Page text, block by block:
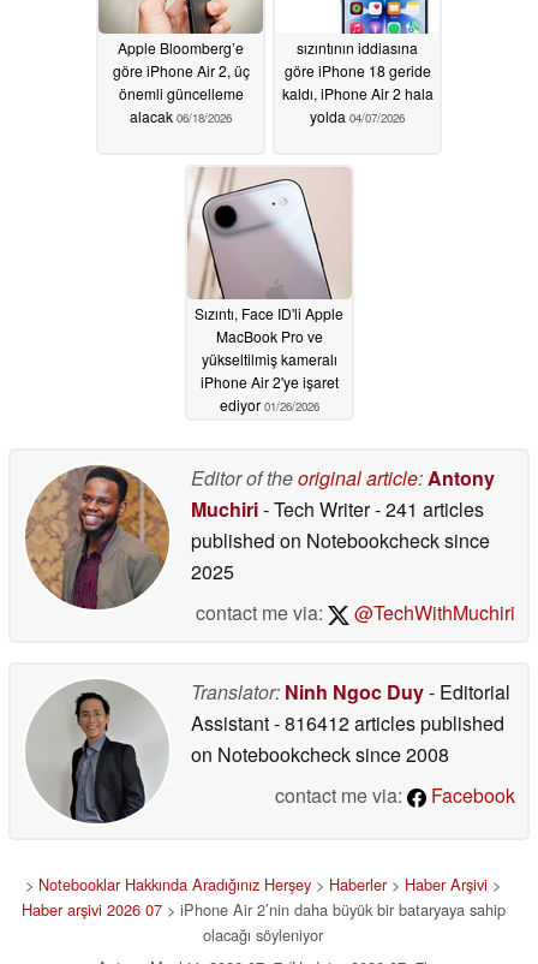
Apple Bloomberg’e
göre iPhone Air 2, üç
önemli güncelleme
alacak 06/18/2026
sızıntının iddiasına
göre iPhone 18 geride
kaldı, iPhone Air 2 hala
yolda 04/07/2026
Sızıntı, Face ID'li Apple
MacBook Pro ve
yükseltilmiş kameralı
iPhone Air 2'ye işaret
ediyor 01/26/2026
Editor of theoriginal article:Antony
Muchiri- Tech Writer- 241 articles
published on Notebookchecksince
2025
contact me via:
@TechWithMuchiri
Translator: Ninh Ngoc Duy- Editorial
Assistant- 816412 articles published
on Notebookchecksince 2008
contact me via:
Facebook
> Notebooklar Hakkında Aradığınız Herşey > Haberler> Haber Arşivi >
Haber arşivi 2026 07> iPhone Air 2’nin daha büyük bir bataryaya sahip
olacağı söyleniyor